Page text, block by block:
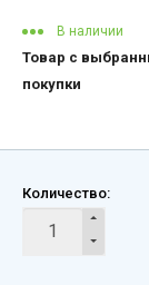
В наличии
Товар с
покупки
Количество: